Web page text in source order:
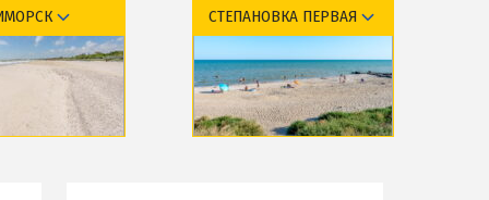
Виндсерфинг на Азовском море
Отдых на Азовском море с детьми
Поездки на море — лайфхаки
СТЕПАНОВКА ПЕРВАЯ